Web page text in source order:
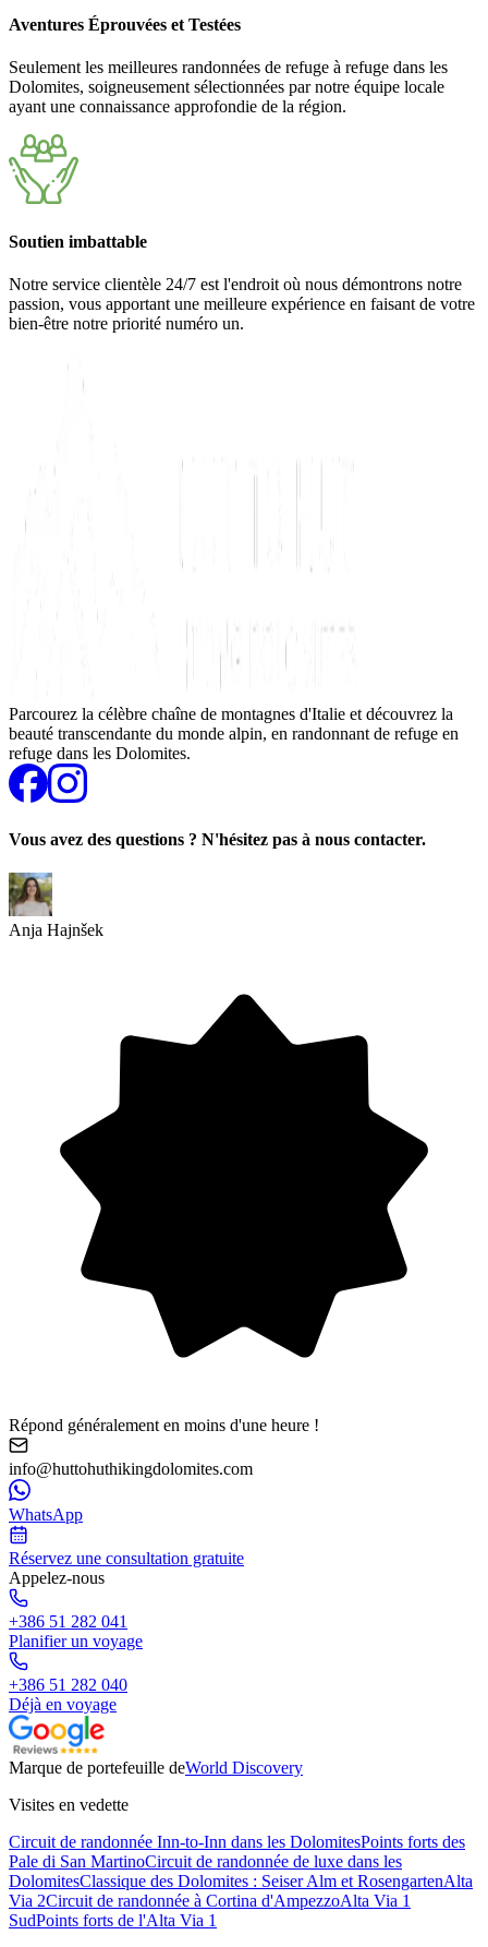
Aventures Éprouvées et Testées
Seulement les meilleures randonnées de refuge à refuge dans les
Dolomites, soigneusement sélectionnées par notre équipe locale
ayant une connaissance approfondie de la région.
Soutien imbattable
Notre service clientèle 24/7 est l'endroit où nous démontrons notre
passion, vous apportant une meilleure expérience en faisant de votre
bien-être notre priorité numéro un.
Parcourez la célèbre chaîne de montagnes d'Italie et découvrez la
beauté transcendante du monde alpin, en randonnant de refuge en
refuge dans les Dolomites.
Vous avez des questions ? N'hésitez pas à nous contacter.
Anja Hajnšek
Répond généralement en moins d'une heure !
info@huttohuthikingdolomites.com
WhatsApp
Réservez une consultation gratuite
Appelez-nous
+386 51 282 041
Planifier un voyage
+386 51 282 040
Déjà en voyage
Marque de portefeuille deWorld Discovery
Visites en vedette
Circuit de randonnée Inn-to-Inn dans les DolomitesPoints forts des
Pale di San MartinoCircuit de randonnée de luxe dans les
DolomitesClassique des Dolomites : Seiser Alm et RosengartenAlta
Via 2Circuit de randonnée à Cortina d'AmpezzoAlta Via 1
SudPoints forts de l'Alta Via 1